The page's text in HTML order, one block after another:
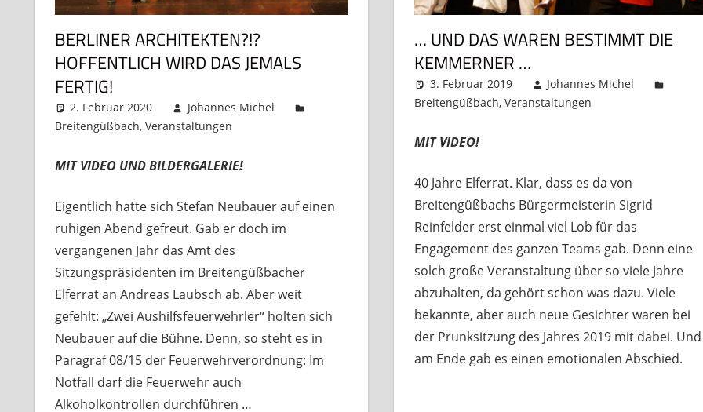
BERLINER ARCHITEKTEN?!?
HOFFENTLICH WIRD DAS JEMALS
FERTIG!
2. Februar 2020
Johannes Michel
Breitengüßbach, Veranstaltungen
MIT VIDEO UND BILDERGALERIE!
Eigentlich hatte sich Stefan Neubauer auf einen
ruhigen Abend gefreut. Gab er doch im
vergangenen Jahr das Amt des
Sitzungspräsidenten im Breitengüßbacher
Elferrat an Andreas Laubsch ab. Aber weit
gefehlt: „Zwei Aushilfsfeuerwehrler“ holten sich
Neubauer auf die Bühne. Denn, so steht es in
Paragraf 08/15 der Feuerwehrverordnung: Im
Notfall darf die Feuerwehr auch
Alkoholkontrollen durchführen …
… UND DAS WAREN BESTIMMT DIE
KEMMERNER …
3. Februar 2019
Johannes Michel
Breitengüßbach, Veranstaltungen
MIT VIDEO!
40 Jahre Elferrat. Klar, dass es da von
Breitengüßbachs Bürgermeisterin Sigrid
Reinfelder erst einmal viel Lob für das
Engagement des ganzen Teams gab. Denn eine
solch große Veranstaltung über so viele Jahre
abzuhalten, da gehört schon was dazu. Viele
bekannte, aber auch neue Gesichter waren bei
der Prunksitzung des Jahres 2019 mit dabei. Und
am Ende gab es einen emotionalen Abschied.